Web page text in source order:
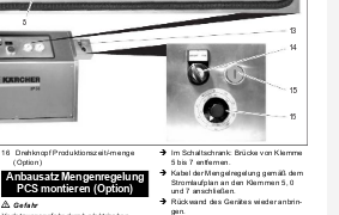
16 Drehknopf Produktionszeit/-menge Î Im Schaltschrank: Brücke von Klemme
(Option) 5 bis 7 entfernen.
Î Kabel der Mengelregelung gemäß dem
Stromlaufplan an den Klemmen 5, 0
und 7 anschließen.
Î Rückwand des Gerätes wieder anbrin-
 Gefahr
gen.
8
13
14
15
16
Anbausatz Mengenregelung
PCS montieren (Option)